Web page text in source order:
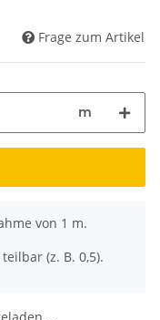
Frage zum Artikel
m
von 1 m.
(z. B. 0,5).